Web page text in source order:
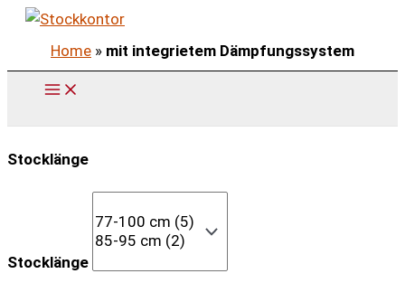
Zum
springen
Home » mit integrietem Dämpfungssystem
Stocklänge
Stocklänge